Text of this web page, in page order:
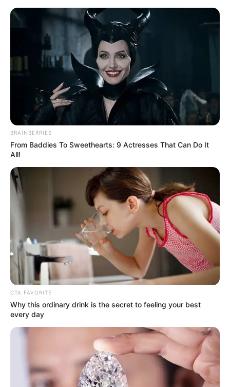
BRAINBERRIES
From Baddies To Sweethearts: 9 Actresses That Can Do It
All!
CTA FAVORITE
Why this ordinary drink is the secret to feeling your best
every day